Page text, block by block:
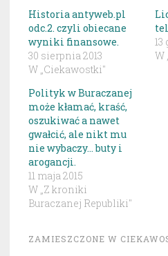
Historia antyweb.pl
odc.2. czyli obiecane
wyniki finansowe.
30 sierpnia 2013
W „Ciekawostki"
13
W
Polityk w Buraczanej
może kłamać, kraść,
oszukiwać a nawet
gwałcić, ale nikt mu
nie wybaczy… buty i
arogancji.
11 maja 2015
W „Z kroniki
Buraczanej Republiki"
ZAMIESZCZONE W